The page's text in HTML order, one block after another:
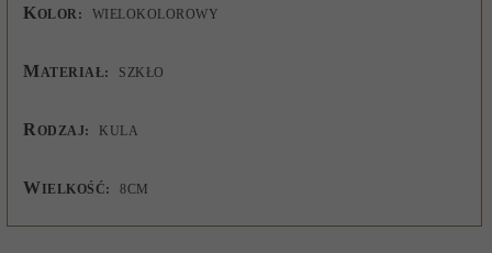
KOLOR: WIELOKOLOROWY
MATERIAŁ: SZKŁO
R ODZAJ: KULA
W IELKOŚĆ: 8CM